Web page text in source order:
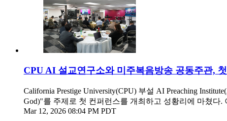
CPU AI 설교연구소와 미주복음방송 공동주관,
California Prestige University(CPU) 부설 AI Preaching
God)"를 주제로 첫 컨퍼런스를 개최하고 성황리에 마쳤다
Mar 12, 2026 08:04 PM PDT